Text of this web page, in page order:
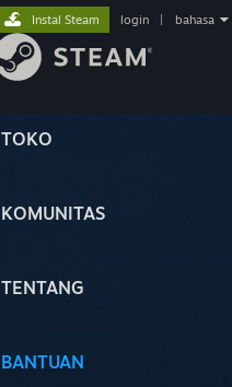
TOKO
KOMUNITAS
TENTANG
BANTUAN
Instal Steam login bahasa